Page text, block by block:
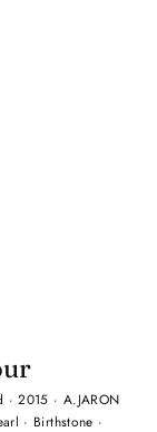
·2015 · A.JARON
· Birthstone ·